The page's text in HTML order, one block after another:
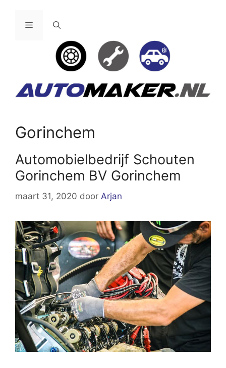
Menu
Gorinchem
Automobielbedrijf Schouten
Gorinchem BV Gorinchem
maart 31, 2020 door Arjan